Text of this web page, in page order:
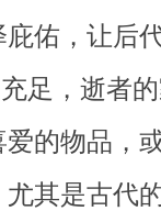
佑，让后
足，逝者
的物品，
其是古代